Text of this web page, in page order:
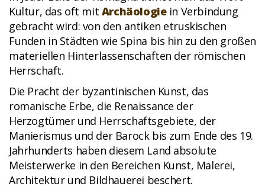
Kultur, das oft mit Archäologiein Verbindung
gebracht wird: von den antiken etruskischen
Funden in Städten wie Spina bis hin zu den großen
materiellen Hinterlassenschaften der römischen
Herrschaft.
Die Pracht der byzantinischen Kunst, das
romanische Erbe, die Renaissance der
Herzogtümer und Herrschaftsgebiete, der
Manierismus und der Barock bis zum Ende des 19.
Jahrhunderts haben diesem Land absolute
Meisterwerke in den Bereichen Kunst, Malerei,
Architektur und Bildhauerei beschert.